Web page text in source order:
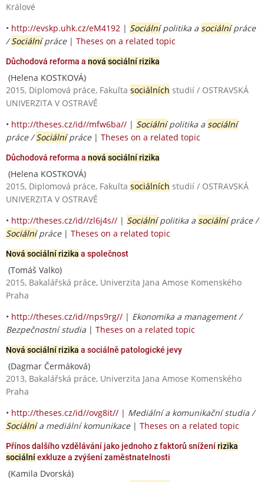
Králové
• http://evskp.uhk.cz/eM4192 | Sociálnípolitika a sociálnípráce
/Sociálnípráce| Theses on a related topic
Důchodová reforma a nová sociální rizika
(Helena KOSTKOVÁ)
2015, Diplomová práce, Fakulta sociálních studií / OSTRAVSKÁ
UNIVERZITA V OSTRAVĚ
• http://theses.cz/id//mfw6ba// | Sociálnípolitika a sociální
práce /Sociálnípráce| Theses on a related topic
Důchodová reforma a nová sociální rizika
(Helena KOSTKOVÁ)
2015, Diplomová práce, Fakulta sociálních studií / OSTRAVSKÁ
UNIVERZITA V OSTRAVĚ
• http://theses.cz/id//zl6j4s// | Sociálnípolitika a sociálnípráce /
Sociálnípráce| Theses on a related topic
Nová sociální rizika a společnost
(Tomáš Valko)
2015, Bakalářská práce, Univerzita Jana Amose Komenského
Praha
• http://theses.cz/id//nps9rg// | Ekonomika a management /
Bezpečnostní studia | Theses on a related topic
Nová sociální rizika a sociálně patologické jevy
(Dagmar Čermáková)
2013, Bakalářská práce, Univerzita Jana Amose Komenského
Praha
• http://theses.cz/id//ovg8it// | Mediální a komunikační studia /
Sociálnía mediální komunikace| Theses on a related topic
Přínos dalšího vzdělávání jako jednoho z faktorů sníženírizika
sociálníexkluze a zvýšení zaměstnatelnosti
(Kamila Dvorská)